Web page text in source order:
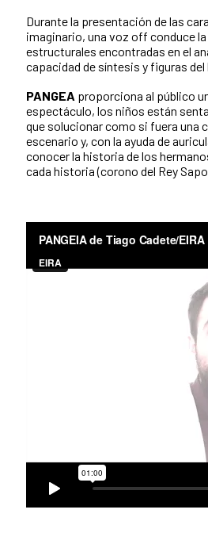
Durante la presentación de las
imaginario, una voz off conduce
estructurales encontradas en el
capacidad de síntesis y figuras del
PANGEA proporciona al público
espectáculo, los niños están
que solucionar como si fuera una
escenario y, con la ayuda de
conocer la historia de los
cada historia (corono del Rey